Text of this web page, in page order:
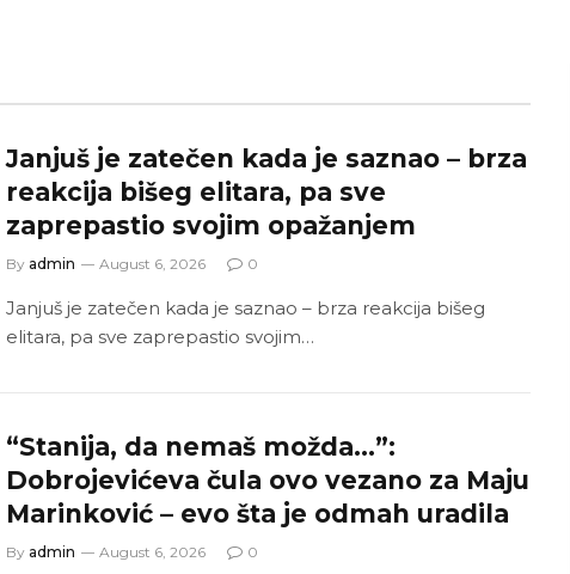
Janjuš je zatečen kada je saznao – brza
reakcija bišeg elitara, pa sve
zaprepastio svojim opažanjem
By admin August 6, 2026 0
Janjuš je zatečen kada je saznao – brza reakcija bišeg
elitara, pa sve zaprepastio svojim…
“Stanija, da nemaš možda…”:
Dobrojevićeva čula ovo vezano za Maju
Marinković – evo šta je odmah uradila
By admin August 6, 2026 0